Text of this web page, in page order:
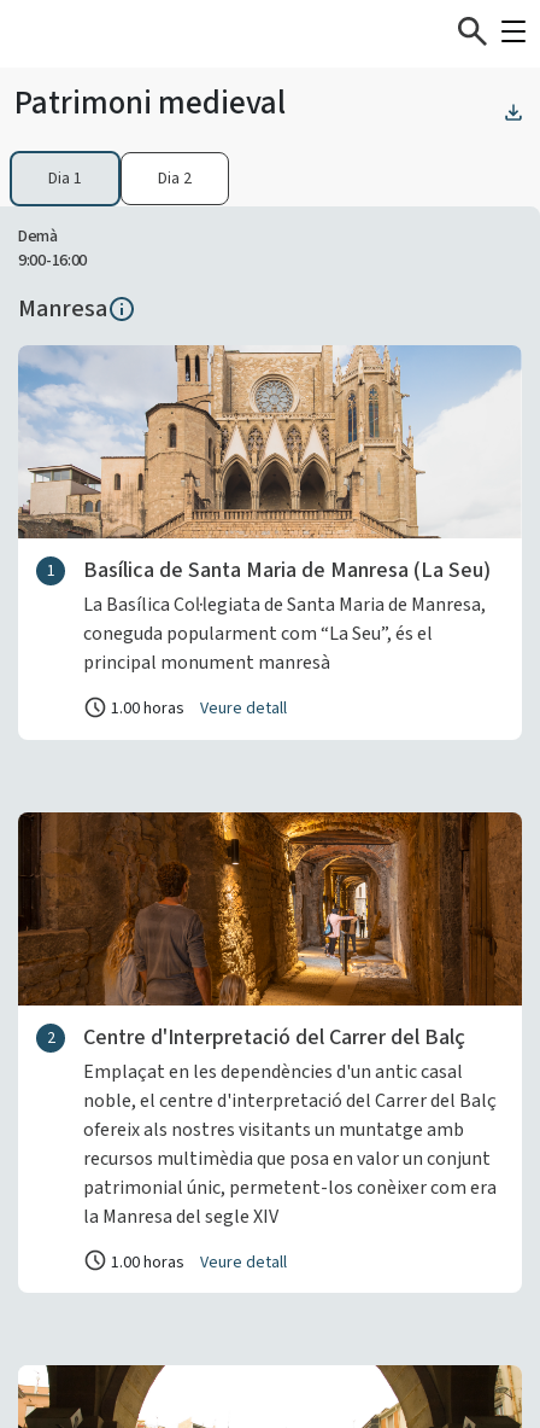
Patrimoni medieval
Dia 1 Dia 2
Demà
9:00-16:00
Manresa
1 Basílica de Santa Maria de Manresa (La Seu)
La Basílica Col·legiata de Santa Maria de Manresa,
coneguda popularment com “La Seu”, és el
principal monument manresà
1.00 horas Veure detall
2 Centre d'Interpretació del Carrer del Balç
Emplaçat en les dependències d'un antic casal
noble, el centre d'interpretació del Carrer del Balç
ofereix als nostres visitants un muntatge amb
recursos multimèdia que posa en valor un conjunt
patrimonial únic, permetent-los conèixer com era
la Manresa del segle XIV
1.00 horas Veure detall